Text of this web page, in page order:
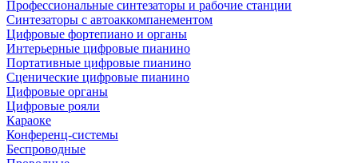
Профессиональные синтезаторы и рабочие станции
Синтезаторы с автоаккомпанементом
Цифровые фортепиано и органы
Интерьерные цифровые пианино
Портативные цифровые пианино
Сценические цифровые пианино
Цифровые органы
Цифровые рояли
Караоке
Конференц-системы
Беспроводные